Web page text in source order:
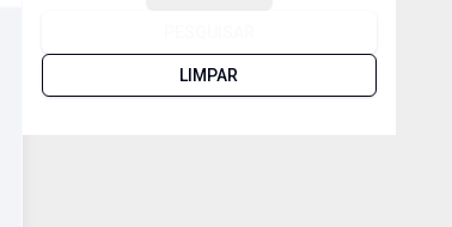
LIMPAR